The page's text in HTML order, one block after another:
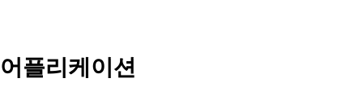
어플리케이션